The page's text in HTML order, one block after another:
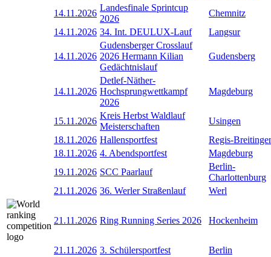
14.11.2026
Landesfinale Sprintcup
2026
Chemnitz
14.11.2026 34. Int. DEULUX-Lauf Langsur
14.11.2026
Gudensberger Crosslauf
2026 Hermann Kilian
Gedächtnislauf
Gudensberg
14.11.2026
Detlef-Näther-
Hochsprungwettkampf
2026
Magdeburg
15.11.2026
Kreis Herbst Waldlauf
Meisterschaften
Usingen
18.11.2026 Hallensportfest
Regis-
18.11.2026 4. Abendsportfest
Magdeburg
19.11.2026 SCC Paarlauf
Berlin-
Charlottenburg
21.11.2026 36. Werler Straßenlauf Werl
21.11.2026 Ring Running Series 2026 Hockenheim
21.11.2026 3. Schülersportfest Berlin